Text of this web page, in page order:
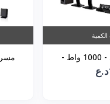
مسرح منزلي - 1000 واط -